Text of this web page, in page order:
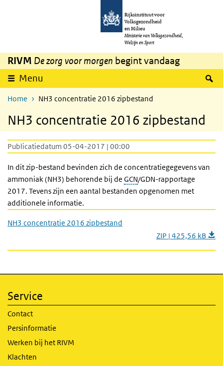
Overslaan en naar de inhoud gaan
Rijksinstituut voor
Volksgezondheid
en Milieu
Ministerie van Volksgezondheid,
Welzijn en Sport
RIVM De zorg voor morgen begint vandaag
Menu
Home NH3 concentratie 2016 zipbestand
NH3 concentratie 2016 zipbestand
Publicatiedatum 05-04-2017 | 00:00
In dit zip-bestand bevinden zich de concentratiegegevens van
ammoniak (NH3) behorende bij de GCN/GDN-rapportage
2017. Tevens zijn een aantal bestanden opgenomen met
additionele informatie.
NH3 concentratie 2016 zipbestand
ZIP | 425,56 kB
Service
Contact
Persinformatie
Werken bij het RIVM
Klachten